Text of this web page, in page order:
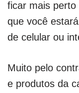
ficar mais
que você
de celular ou
Muito pelo
e produtos da